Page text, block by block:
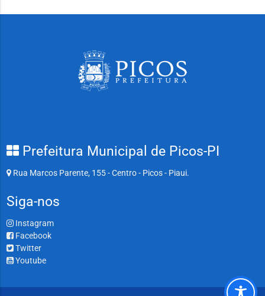
Prefeitura Municipal de Picos-PI
Rua Marcos Parente, 155 - Centro - Picos - Piaui.
Siga-nos
Instagram
Facebook
Twitter
Youtube